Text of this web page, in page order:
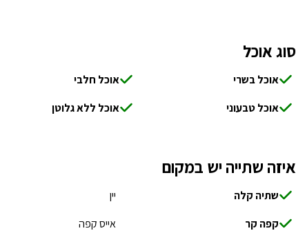
סוג אוכל
אוכל בשרי אוכל חלבי
אוכל טבעוני
אוכל ללא גלוטן
איזה שתייה יש במקום
שתיה קלה יין
קפה קר
אייס קפה